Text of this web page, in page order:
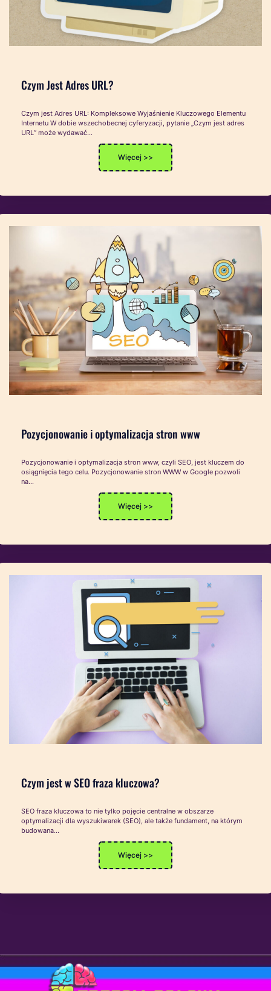
Czym Jest Adres URL?
Czym jest Adres URL: Kompleksowe Wyjaśnienie Kluczowego Elementu
Internetu W dobie wszechobecnej cyferyzacji, pytanie „Czym jest adres
URL” może wydawać…
Więcej >>
Pozycjonowanie i optymalizacja stron www
Pozycjonowanie i optymalizacja stron www, czyli SEO, jest kluczem do
osiągnięcia tego celu. Pozycjonowanie stron WWW w Google pozwoli
na…
Więcej >>
Czym jest w SEO fraza kluczowa?
SEO fraza kluczowa to nie tylko pojęcie centralne w obszarze
optymalizacji dla wyszukiwarek (SEO), ale także fundament, na którym
budowana…
Więcej >>